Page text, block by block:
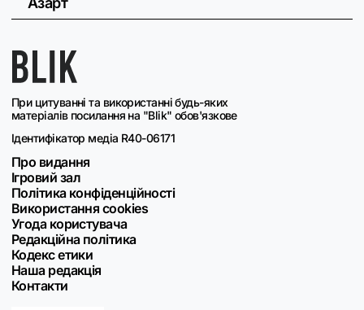
При цитуванні та використанні будь-яких
матеріалів посилання на "Blik" обов'язкове
Ідентифікатор медіа R40-06171
Про видання
Ігровий зал
Політика конфіденційності
Використання cookies
Угода користувача
Редакційна політика
Кодекс етики
Наша редакція
Контакти